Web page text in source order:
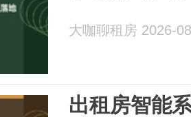
大咖聊租房 2026-
出租房智能